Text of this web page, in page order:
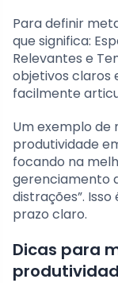
Para definir
que significa:
Relevantes e
objetivos claros
facilmente
Um exemplo de
produtividade
focando na
gerenciamento
distrações”.
prazo claro.
Dicas para